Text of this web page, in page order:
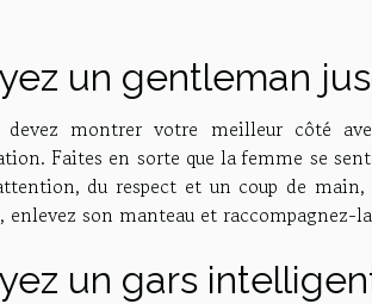
un gentleman
devez montrer votre meilleur côté
Faites en sorte que la femme se
du respect et un coup de
enlevez son manteau et raccompagnez-
un gars